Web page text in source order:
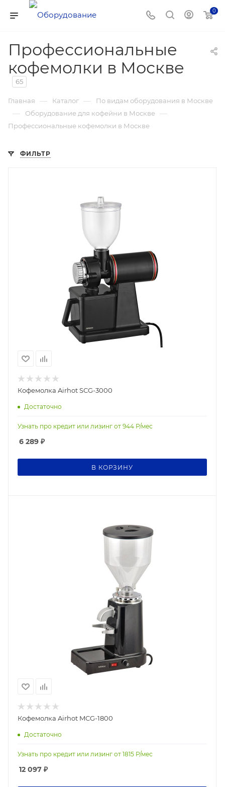
0
Профессиональные
кофемолки в Москве
65
Главная — Каталог — По видам оборудования в Москве
— Оборудование для кофейни в Москве —
Профессиональные кофемолки в Москве
ФИЛЬТР
Кофемолка Airhot SCG-3000
Достаточно
Узнать про кредит или лизинг от 944 Р/мес
6 289 ₽
В КОРЗИНУ
Кофемолка Airhot MCG-1800
Достаточно
Узнать про кредит или лизинг от 1815 Р/мес
12 097 ₽